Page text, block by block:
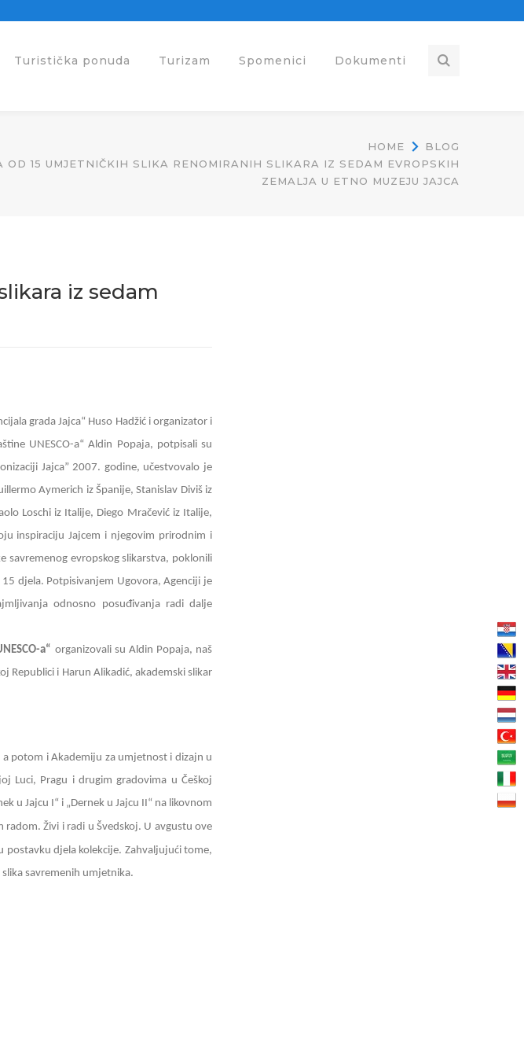
Turistička ponuda Turizam Spomenici Dokumenti
HOME
BLOG
OD 15 UMJETNIČKIH SLIKA RENOMIRANIH SLIKARA IZ SEDAM EVROPSKIH
ZEMALJA U ETNO MUZEJU JAJCA
iz sedam
grada Jajca“ Huso Hadžić i organizator i
UNESCO-a“ Aldin Popaja, potpisali su
Jajca” 2007. godine, učestvovalo je
Aymerich iz Španije, Stanislav Diviš iz
Loschi iz Italije, Diego Mračević iz Italije,
inspiraciju Jajcem i njegovim prirodnim i
evropskog slikarstva, poklonili
djela. Potpisivanjem Ugovora, Agenciji je
odnosno posuđivanja radi dalje
a“ organizovali su Aldin Popaja, naš
Republici i Harun Alikadić, akademski slikar
potom i Akademiju za umjetnost i dizajn u
Luci, Pragu i drugim gradovima u Češkoj
u Jajcu I“ i „Dernek u Jajcu II“ na likovnom
radom. Živi i radi u Švedskoj. U avgustu ove
postavku djela kolekcije. Zahvaljujući tome,
savremenih umjetnika.